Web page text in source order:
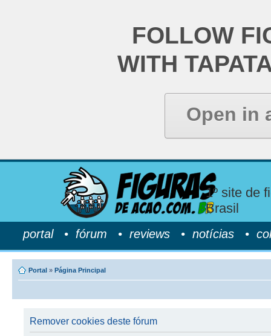
FOLLOW
WITH
Open in
1º site de
Brasil
portal• fórum • reviews • notícias •
Portal » Página Principal
Remover cookies deste fórum